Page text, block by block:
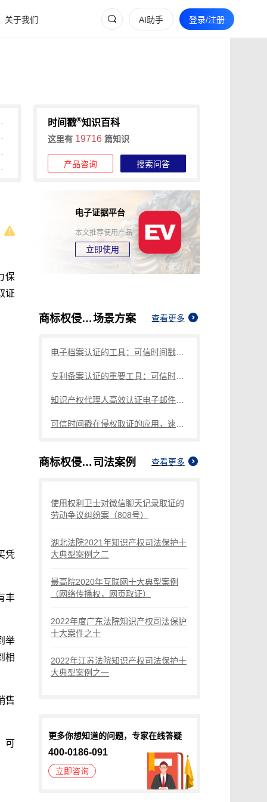
关于我们 AI助手 登录/注册
时间戳®知识百科
这里有 19716 篇知识
产品咨询 搜索问答
保
证
凭
丰
举
相
售
可
电子证据平台
本文推荐使用产品
立即使用
商标权侵权的取证场景方案 查看更多
商标权侵权的取证 司法案例 查看更多
使用权利卫士对微信聊天记录取证的
劳动争议纠纷案（808号）
湖北法院2021年知识产权司法保护十
大典型案例之二
最高院2020年互联网十大典型案例
（网络传播权，网页取证）
2022年度广东法院知识产权司法保护
十大案件之十
2022年江苏法院知识产权司法保护十
大典型案例之一
更多你想知道的问题，专家在线答疑
400-0186-091
立即咨询